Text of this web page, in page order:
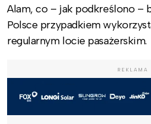
Alam, co – jak podkreślono –
Polsce przypadkiem
regularnym locie pasażerskim.
REKLAMA